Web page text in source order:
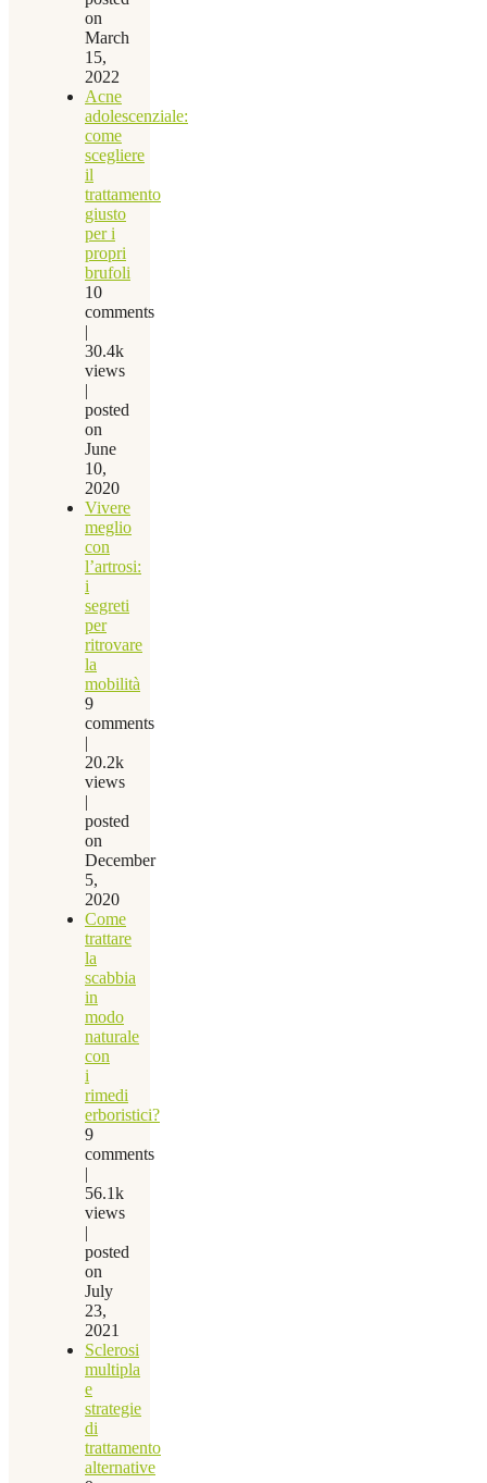
on
March
15,
2022
Acne
adolescenziale:
come
scegliere
il
trattamento
giusto
per i
propri
brufoli
10
comments
|
30.4k
views
|
posted
on
June
10,
2020
Vivere
meglio
con
l’artrosi:
i
segreti
per
ritrovare
la
mobilità
9
comments
|
20.2k
views
|
posted
on
December
5,
2020
Come
trattare
la
scabbia
in
modo
naturale
con
i
rimedi
erboristici?
9
comments
|
56.1k
views
|
posted
on
July
23,
2021
Sclerosi
multipla
e
strategie
di
trattamento
alternative